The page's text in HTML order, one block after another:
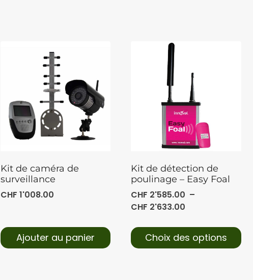
Kit de caméra de
surveillance
CHF 1'008.00
Ajouter au panier
Kit de détection de
poulinage – Easy Foal
CHF 2'585.00 –
CHF 2'633.00
Choix des options